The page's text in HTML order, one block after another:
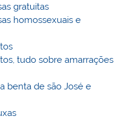
gratuitas
homossexuais e
tudo sobre amarrações
benta de são José e